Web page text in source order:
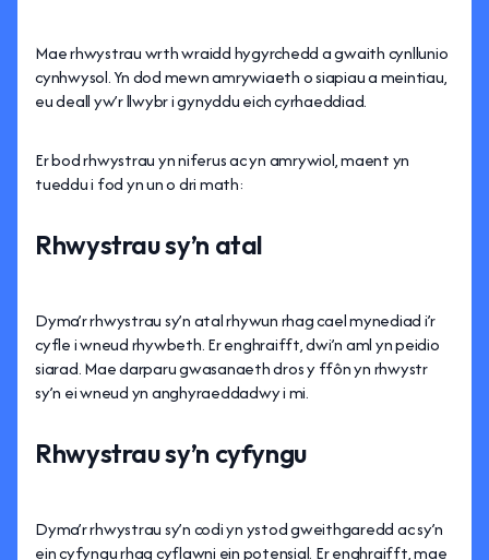
Mae rhwystrau wrth wraidd hygyrchedd a gwaith cynllunio
cynhwysol. Yn dod mewn amrywiaeth o siapiau a meintiau,
eu deall yw’r llwybr i gynyddu eich cyrhaeddiad.
Er bod rhwystrau yn niferus ac yn amrywiol, maent yn
tueddu i fod yn un o dri math:
Rhwystrau sy’n atal
Dyma’r rhwystrau sy’n atal rhywun rhag cael mynediad i’r
cyfle i wneud rhywbeth. Er enghraifft, dwi’n aml yn peidio
siarad. Mae darparu gwasanaeth dros y ffôn yn rhwystr
sy’n ei wneud yn anghyraeddadwy i mi.
Rhwystrau sy’n cyfyngu
Dyma’r rhwystrau sy’n codi yn ystod gweithgaredd ac sy’n
ein cyfyngu rhag cyflawni ein potensial. Er enghraifft, mae